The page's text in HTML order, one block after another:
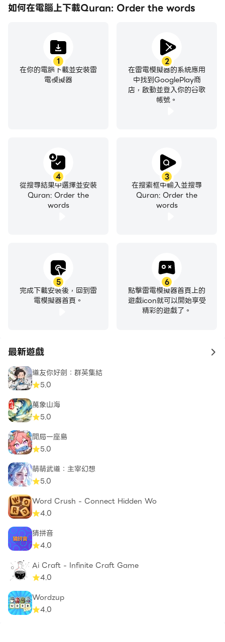
如何在電腦上下載Quran: Order the words
1
在你的電腦下載並安裝雷
電模擬器
2
在雷電模擬器的系統應用
中找到GooglePlay商
店，啟動並登入你的谷歌
帳號。
3
在搜索框中輸入並搜尋
Quran: Order the
words
4
從搜尋結果中選擇並安裝
Quran: Order the
words
5
完成下載安裝後，回到雷
電模擬器首頁。
6
點擊雷電模擬器首頁上的
遊戲icon就可以開始享受
精彩的遊戲了。
最新遊戲 to
道友你好劍：群英集結
5.0
萬象山海
5.0
開局一座島
5.0
萌萌武道：主宰幻想
5.0
Word Crush - Connect Hidden Wo
4.0
猜拼音
4.0
Ai Craft - Infinite Craft Game
4.0
Wordzup
4.0